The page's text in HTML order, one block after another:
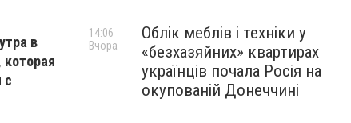
в
с
Облік меблів і техніки у
«безхазяйних» квартирах
українців почала Росія на
окупованій Донеччині
14:06
Вчора